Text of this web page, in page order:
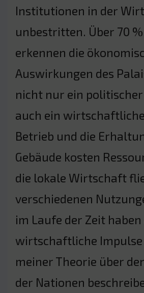
Institutionen in der
unbestritten. Über 70
erkennen die
Auswirkungen des
nicht nur ein
auch ein
Betrieb und die
Gebäude kosten
die lokale Wirtschaft
verschiedenen
im Laufe der Zeit haben
wirtschaftliche Impulse
meiner Theorie über
der Nationen